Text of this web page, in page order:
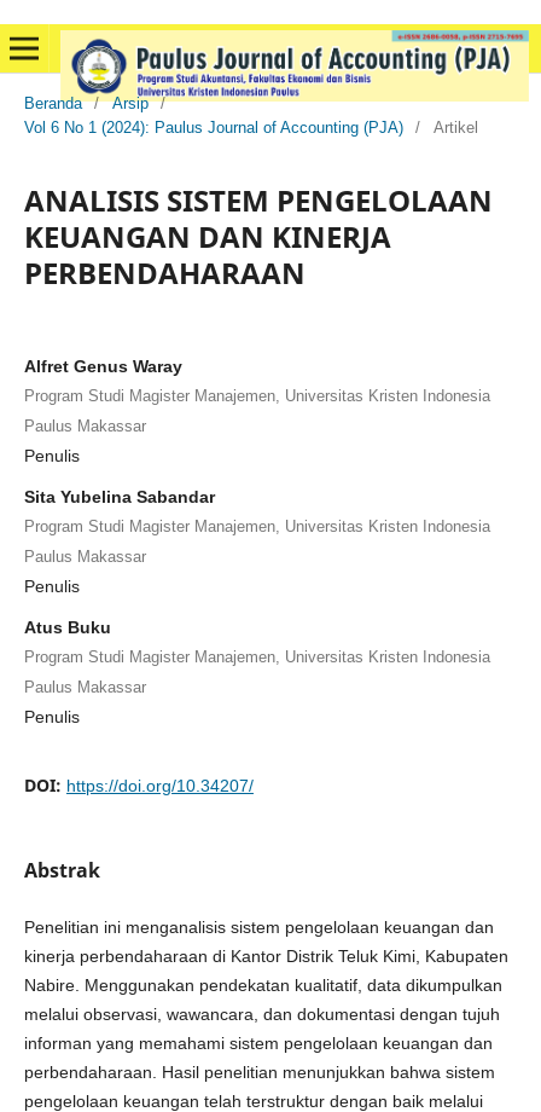
Beranda / Arsip
/
Vol 6 No 1 (2024): Paulus Journal of Accounting (PJA)
/ Artikel
ANALISIS SISTEM PENGELOLAAN
KEUANGAN DAN KINERJA
PERBENDAHARAAN
Alfret Genus Waray
Program Studi Magister Manajemen, Universitas Kristen Indonesia
Paulus Makassar
Penulis
Sita Yubelina Sabandar
Program Studi Magister Manajemen, Universitas Kristen Indonesia
Paulus Makassar
Penulis
Atus Buku
Program Studi Magister Manajemen, Universitas Kristen Indonesia
Paulus Makassar
Penulis
DOI: https://doi.org/10.34207/
Abstrak
Penelitian ini menganalisis sistem pengelolaan keuangan dan
kinerja perbendaharaan di Kantor Distrik Teluk Kimi, Kabupaten
Nabire. Menggunakan pendekatan kualitatif, data dikumpulkan
melalui observasi, wawancara, dan dokumentasi dengan tujuh
informan yang memahami sistem pengelolaan keuangan dan
perbendaharaan. Hasil penelitian menunjukkan bahwa sistem
pengelolaan keuangan telah terstruktur dengan baik melalui